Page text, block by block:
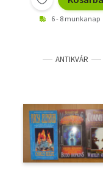
6 - 8 munkanap
ANTIKVÁR